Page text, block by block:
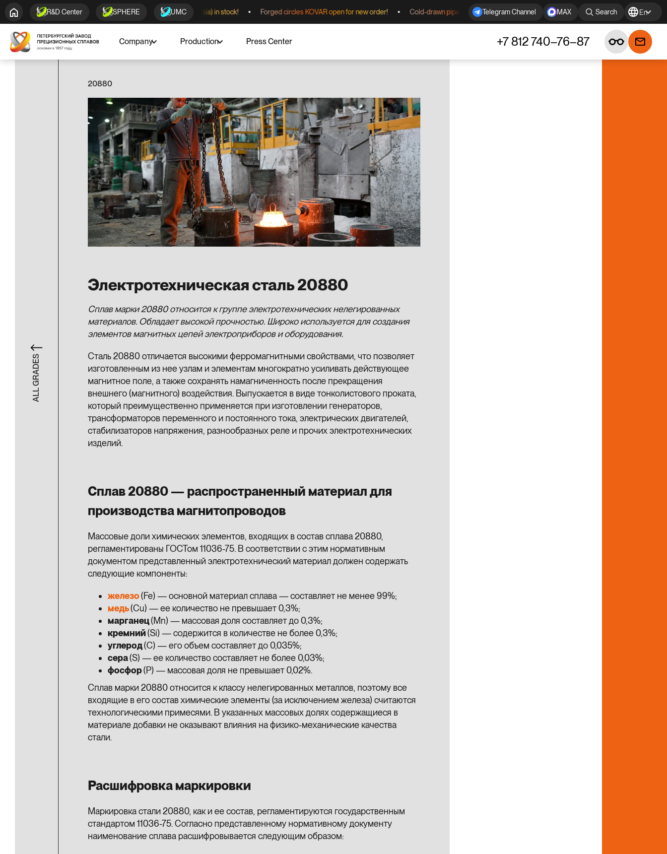
R&D Center SPHERE UMC
Cold-drawn pipes KOVAR (made in Russia) in stock! Forged circles KOVAR open for new order! Cold-drawn pipes KOVAR (made in Russia) in stock! Forged circles KOVAR open for
Telegram Channel MAX Search En
Company Production Press Center +7 812 740–76–87
ALL GRADES
20880
Электротехническая сталь 20880
Сплав марки 20880 относится к группе электротехнических нелегированных
материалов. Обладает высокой прочностью. Широко используется для создания
элементов магнитных цепей электроприборов и оборудования.
Сталь 20880 отличается высокими ферромагнитными свойствами, что позволяет
изготовленным из нее узлам и элементам многократно усиливать действующее
магнитное поле, а также сохранять намагниченность после прекращения
внешнего (магнитного) воздействия. Выпускается в виде тонколистового проката,
который преимущественно применяется при изготовлении генераторов,
трансформаторов переменного и постоянного тока, электрических двигателей,
стабилизаторов напряжения, разнообразных реле и прочих электротехнических
изделий.
Сплав 20880 — распространенный материал для
производства магнитопроводов
Массовые доли химических элементов, входящих в состав сплава 20880,
регламентированы ГОСТом 11036-75. В соответствии с этим нормативным
документом представленный электротехнический материал должен содержать
следующие компоненты:
железо(Fe) — основной материал сплава — составляет не менее 99%;
медь(Cu) — ее количество не превышает 0,3%;
марганец(Mn) — массовая доля составляет до 0,3%;
кремний(Si) — содержится в количестве не более 0,3%;
углерод(C) — его объем составляет до 0,035%;
сера(S) — ее количество составляет не более 0,03%;
фосфор(P) — массовая доля не превышает 0,02%.
Сплав марки 20880 относится к классу нелегированных металлов, поэтому все
входящие в его состав химические элементы (за исключением железа) считаются
технологическими примесями. В указанных массовых долях содержащиеся в
материале добавки не оказывают влияния на физико-механические качества
стали.
Расшифровка маркировки
Маркировка стали 20880, как и ее состав, регламентируются государственным
стандартом 11036-75. Согласно представленному нормативному документу
наименование сплава расшифровывается следующим образом: